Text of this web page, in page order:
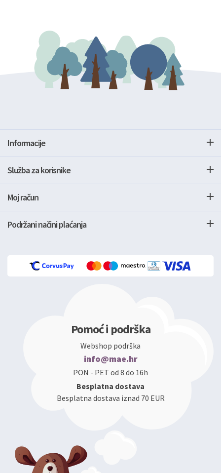
Informacije
Služba za korisnike
Moj račun
Podržani načini plaćanja
Pomoć i podrška
Webshop podrška
info@mae.hr
PON - PET od 8 do 16h
Besplatna dostava
Besplatna dostava iznad 70 EUR